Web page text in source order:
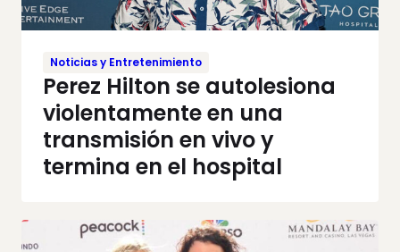
Noticias y Entretenimiento
Perez Hilton se autolesiona
violentamente en una
transmisión en vivo y
termina en el hospital